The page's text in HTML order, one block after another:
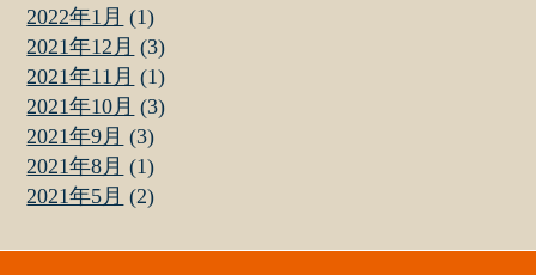
2022年1月 (1)
2021年12月 (3)
2021年11月 (1)
2021年10月 (3)
2021年9月 (3)
2021年8月 (1)
2021年5月 (2)